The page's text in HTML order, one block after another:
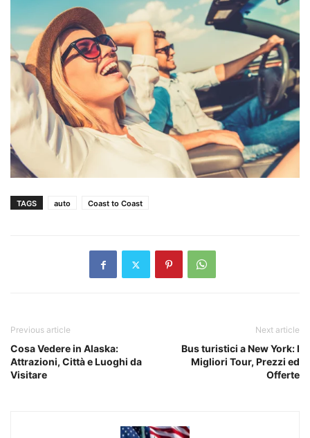
TAGS auto Coast to Coast
Previous article
Cosa Vedere in Alaska:
Attrazioni, Città e Luoghi da
Visitare
Next article
Bus turistici a New York: I
Migliori Tour, Prezzi ed
Offerte